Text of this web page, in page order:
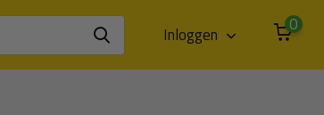
Inloggen 0